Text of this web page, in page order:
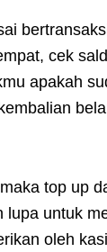
cek
apakah
top up
lupa untuk
oleh